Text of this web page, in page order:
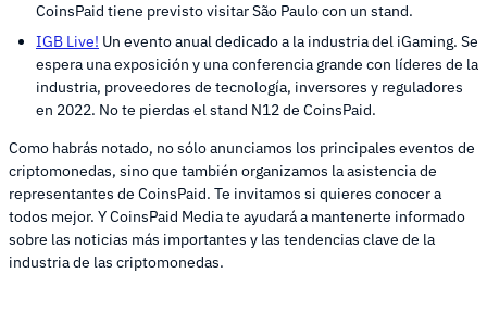
CoinsPaid tiene previsto visitar São Paulo con un stand.
IGB Live! Un evento anual dedicado a la industria del iGaming. Se
espera una exposición y una conferencia grande con líderes de la
industria, proveedores de tecnología, inversores y reguladores
en 2022. No te pierdas el stand N12 de CoinsPaid.
Como habrás notado, no sólo anunciamos los principales eventos de
criptomonedas, sino que también organizamos la asistencia de
representantes de CoinsPaid. Te invitamos si quieres conocer a
todos mejor. Y CoinsPaid Media te ayudará a mantenerte informado
sobre las noticias más importantes y las tendencias clave de la
industria de las criptomonedas.